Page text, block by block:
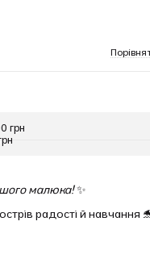
грн
малюка!✨
радості й навчання